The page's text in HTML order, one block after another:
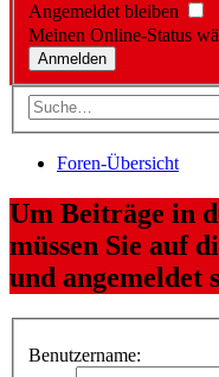
Angemeldet bleiben
Meinen Online-Status
Foren-Übersicht
Um Beiträge in
müssen Sie auf
und angemeldet
Benutzername: